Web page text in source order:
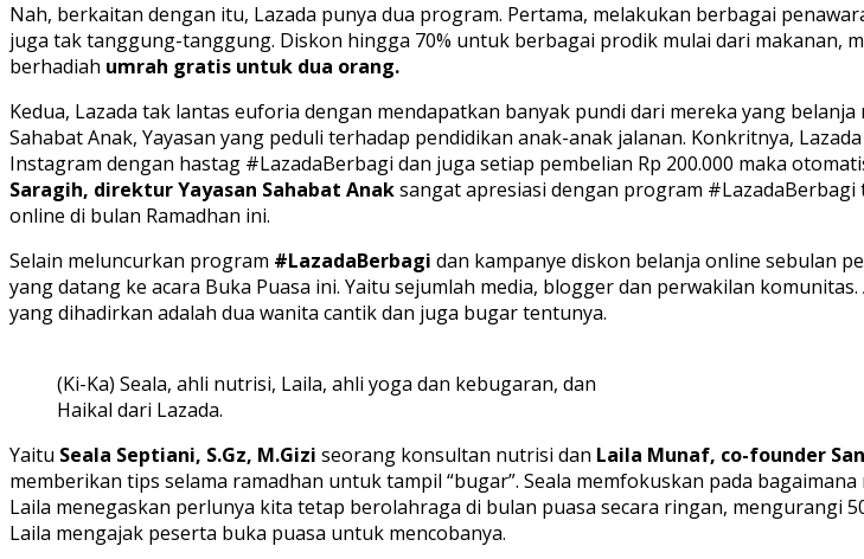
Nah, berkaitan dengan itu, Lazada punya dua program. Pertama, melakukan berbagai
juga tak tanggung-tanggung. Diskon hingga 70% untuk berbagai prodik mulai dari makanan,
berhadiah umrah gratis untuk dua orang.
Kedua, Lazada tak lantas euforia dengan mendapatkan banyak pundi dari mereka yang
Sahabat Anak, Yayasan yang peduli terhadap pendidikan anak-anak jalanan. Konkritnya,
Instagram dengan hastag #LazadaBerbagi dan juga setiap pembelian Rp 200.000 maka
Saragih, direktur Yayasan Sahabat Anaksangat apresiasi dengan program
online di bulan Ramadhan ini.
Selain meluncurkan program #LazadaBerbagi dan kampanye diskon belanja online sebulan
yang datang ke acara Buka Puasa ini. Yaitu sejumlah media, blogger dan perwakilan komunitas.
yang dihadirkan adalah dua wanita cantik dan juga bugar tentunya.
(Ki-Ka) Seala, ahli nutrisi, Laila, ahli yoga dan kebugaran, dan
Haikal dari Lazada.
Yaitu Seala Septiani, S.Gz, M.Gizi seorang konsultan nutrisi dan Laila Munaf, co-founder
memberikan tips selama ramadhan untuk tampil “bugar”. Seala memfokuskan pada
Laila menegaskan perlunya kita tetap berolahraga di bulan puasa secara ringan, mengurangi
Laila mengajak peserta buka puasa untuk mencobanya.